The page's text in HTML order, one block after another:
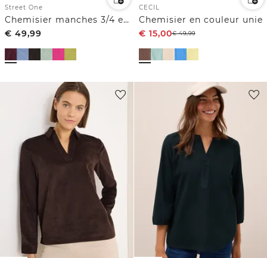
Street One
Chemisier manches 3/4 en velours côtelé texturé
€ 49,99
CECIL
Chemisier en couleur unie
€ 15,00€49,99